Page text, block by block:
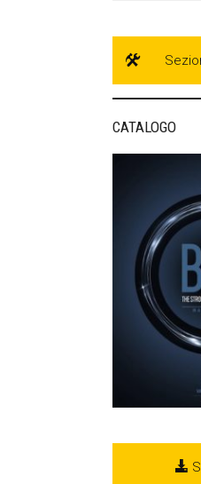
CATALOGO